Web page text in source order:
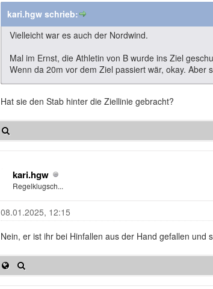
kari.hgw schrieb:
Vielleicht war es auch der Nordwind.
Mal im Ernst, die Athletin von B wurde ins Ziel
Wenn da 20m vor dem Ziel passiert wär, okay. Aber
Hat sie den Stab hinter die Ziellinie gebracht?
kari.hgw
Regelklugsch...
08.01.2025, 12:15
Nein, er ist ihr bei Hinfallen aus der Hand gefallen und